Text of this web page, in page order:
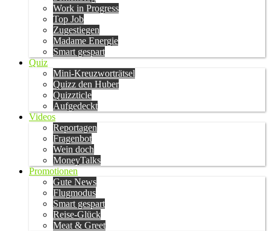
Work in Progress
Top Job
Zugestiegen
Madame Energie
Smart gespart
Quiz
Mini-Kreuzworträtsel
Quizz den Huber
Quizzticle
Aufgedeckt
Videos
Reportagen
Fragenbot
Wein doch
MoneyTalks
Promotionen
Gute News
Flugmodus
Smart gespart
Reise-Glück
Meat & Greet